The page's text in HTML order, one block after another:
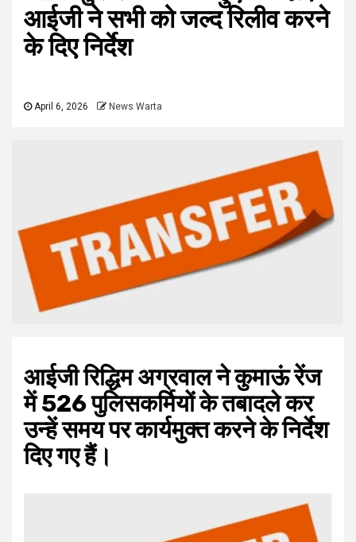
आईजी ने सभी को जल्द रिलीव करने
के दिए निर्देश
April 6, 2026 News Warta
आईजी रिद्धिम अग्रवाल ने कुमाऊं रेंज
में 526 पुलिसकर्मियों के तबादले कर
उन्हें समय पर कार्यमुक्त करने के निर्देश
दिए गए हैं।